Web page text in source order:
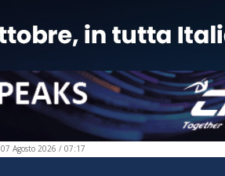
07 Agosto 2026 / 07:17